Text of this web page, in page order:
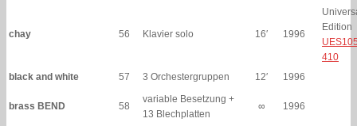
chay 56 Klavier solo 16′ 1996
Edition
410
black and white
57 3 Orchestergruppen 12′ 1996
brass BEND 58
variable Besetzung +
13 Blechplatten
∞ 1996